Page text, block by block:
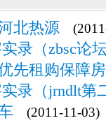
北热源
录（zbsc论
先租购保障房
录（jrndlt第
(2011-11-03)